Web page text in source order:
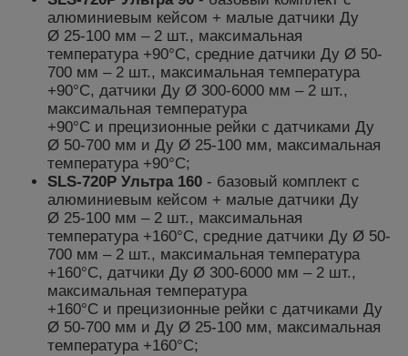
алюминиевым кейсом + малые датчики Ду
Ø 25-100 мм – 2 шт., максимальная
температура +90°С, средние датчики Ду Ø 50-
700 мм – 2 шт., максимальная температура
+90°С, датчики Ду Ø 300-6000 мм – 2 шт.,
максимальная температура
+90°С и прецизионные рейки с датчиками Ду
Ø 50-700 мм и Ду Ø 25-100 мм, максимальная
температура +90°С;
SLS-720P Ультра 160 - базовый комплект с
алюминиевым кейсом + малые датчики Ду
Ø 25-100 мм – 2 шт., максимальная
температура +160°С, средние датчики Ду Ø 50-
700 мм – 2 шт., максимальная температура
+160°С, датчики Ду Ø 300-6000 мм – 2 шт.,
максимальная температура
+160°С и прецизионные рейки с датчиками Ду
Ø 50-700 мм и Ду Ø 25-100 мм, максимальная
температура +160°С;